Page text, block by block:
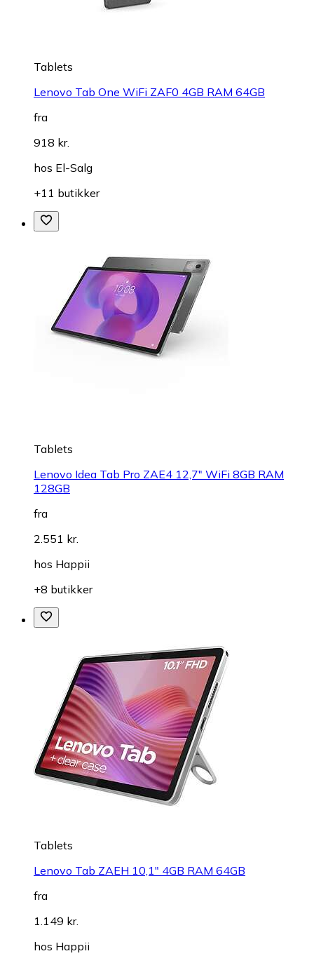
Tablets
Lenovo Tab One WiFi ZAF0 4GB RAM 64GB
fra
918 kr.
hos El-Salg
+11 butikker
Tablets
Lenovo Idea Tab Pro ZAE4 12,7" WiFi 8GB RAM
128GB
fra
2.551 kr.
hos Happii
+8 butikker
Tablets
Lenovo Tab ZAEH 10,1" 4GB RAM 64GB
fra
1.149 kr.
hos Happii